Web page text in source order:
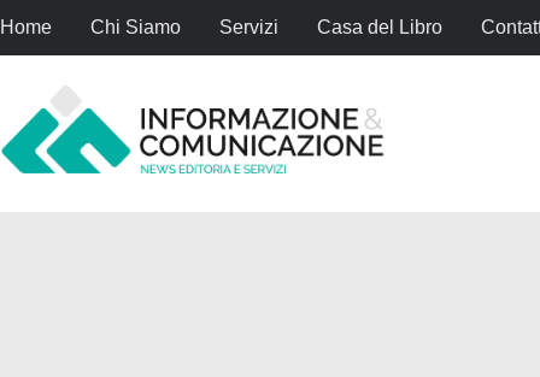
Home Chi Siamo Servizi Casa del Libro